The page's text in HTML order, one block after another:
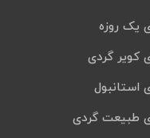
یک روزه
کویر گردی
استانبول
طبیعت گردی